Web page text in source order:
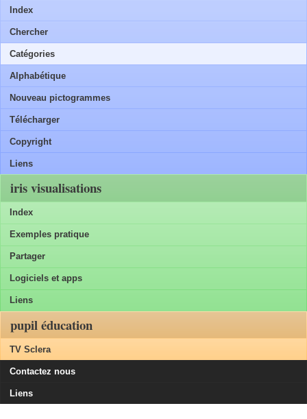
Index
Chercher
Catégories
Alphabétique
Nouveau pictogrammes
Télécharger
Copyright
Liens
iris visualisations
Index
Exemples pratique
Partager
Logiciels et apps
Liens
pupil éducation
TV Sclera
Contactez nous
Liens